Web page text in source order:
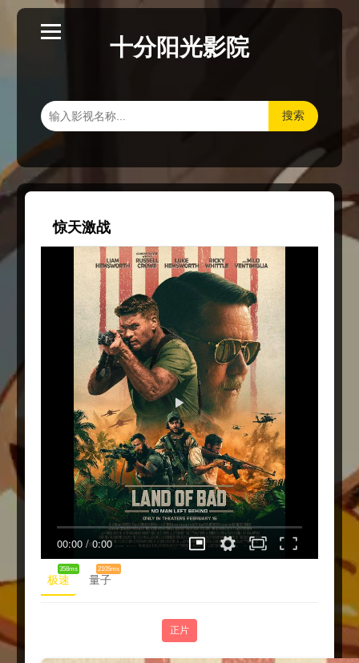
十分阳光影院
搜索
惊天激战
00:00/0:00
极速
358ms
量子
2105ms
正片